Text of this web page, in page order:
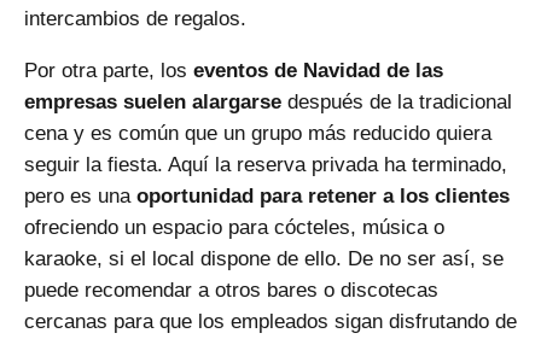
intercambios de regalos.
Por otra parte, los eventos de Navidad de las
empresas suelen alargarse después de la tradicional
cena y es común que un grupo más reducido quiera
seguir la fiesta. Aquí la reserva privada ha terminado,
pero es una oportunidad para retener a los clientes
ofreciendo un espacio para cócteles, música o
karaoke, si el local dispone de ello. De no ser así, se
puede recomendar a otros bares o discotecas
cercanas para que los empleados sigan disfrutando de